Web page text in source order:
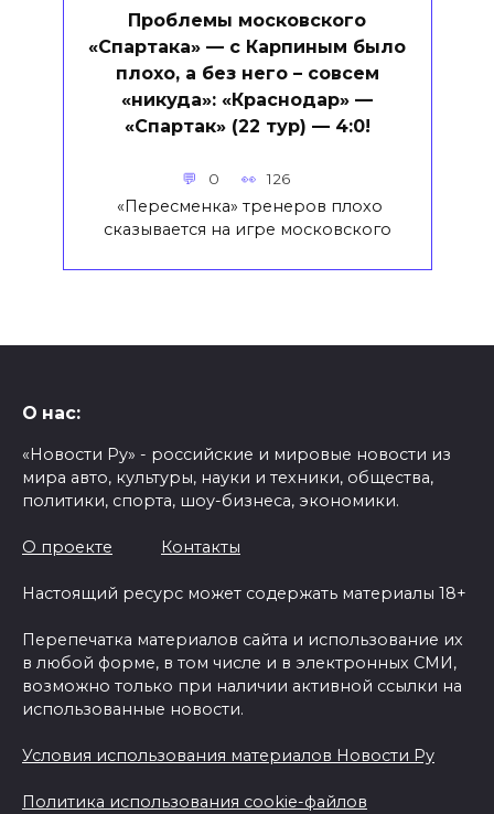
Проблемы московского
«Спартака» — с Карпиным было
плохо, а без него – совсем
«никуда»: «Краснодар» —
«Спартак» (22 тур) — 4:0!
0 126
«Пересменка» тренеров плохо
сказывается на игре московского
О нас:
«Новости Ру» - российские и мировые новости из
мира авто, культуры, науки и техники, общества,
политики, спорта, шоу-бизнеса, экономики.
О проекте Контакты
Настоящий ресурс может содержать материалы 18+
Перепечатка материалов сайта и использование их
в любой форме, в том числе и в электронных СМИ,
возможно только при наличии активной ссылки на
использованные новости.
Условия использования материалов Новости Ру
Политика использования cookie-файлов